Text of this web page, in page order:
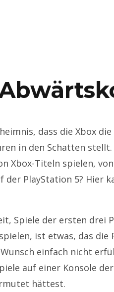
dass die Xbox
in den Schatten
Xbox-Titeln spielen,
der PlayStation 5? Hier
Spiele der ersten drei
ist etwas, das
einfach nicht
auf einer Konsole
hättest.